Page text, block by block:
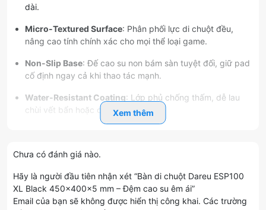
dài.
Micro-Textured Surface: Phân phối lực di chuột đều,
nâng cao tính chính xác cho mọi thể loại game.
Non-Slip Base: Đế cao su non bám sàn tuyệt đối, giữ pad
cố định ngay cả khi thao tác mạnh.
Water-Resistant Coating: Lớp phủ chống thấm, dễ lau
chùi vết bẩn hoặc chất lỏng tràn ra.
Diện tích rộng : Cho tầm di chuột thoải mái, kê bàn phím
Độ êm vượt trội: Đệm cao su 5 mm bảo vệ cổ tay, giảm
mỏi.
Xem thêm
Chưa có đánh giá nào.
Hãy là người đầu tiên nhận xét “Bàn di chuột Dareu ESP100
XL Black 450×400×5 mm – Đệm cao su êm ái”
Email của bạn sẽ không được hiển thị công khai. Các trường